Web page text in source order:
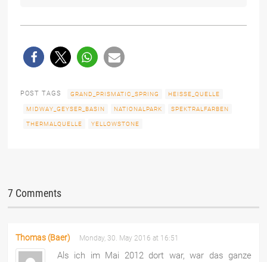
POST TAGS GRAND_PRISMATIC_SPRING HEISSE_QUELLE
MIDWAY_GEYSER_BASIN NATIONALPARK SPEKTRALFARBEN
THERMALQUELLE YELLOWSTONE
7 Comments
Thomas (Baer) Monday, 30. May 2016 at 16:51
Als ich im Mai 2012 dort war, war das ganze